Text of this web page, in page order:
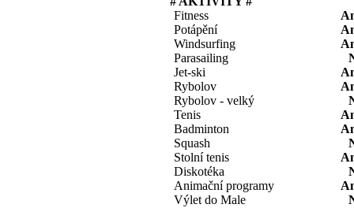
Fitness
Potápění
Windsurfing
Parasailing
Jet-ski
Rybolov
Rybolov - velký
Tenis
Badminton
Squash
Stolní tenis
Diskotéka
Animační programy
Výlet do Male